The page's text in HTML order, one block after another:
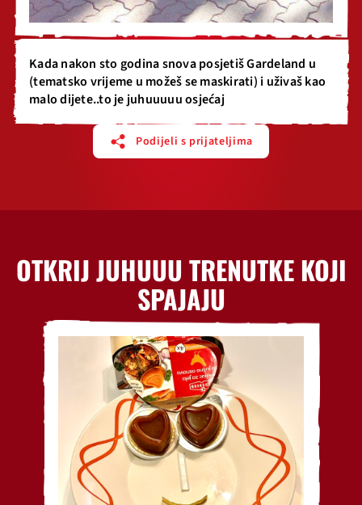
Kada nakon sto godina snova posjetiš Gardeland u
(tematsko vrijeme u možeš se maskirati) i uživaš kao
malo dijete..to je juhuuuuu osjećaj
Podijeli s prijateljima
OTKRIJ JUHUUU TRENUTKE KOJI
SPAJAJU